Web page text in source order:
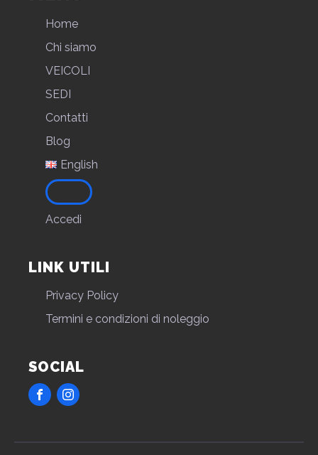
Home
Chi siamo
VEICOLI
SEDI
Contatti
Blog
English
Accedi
LINK UTILI
Privacy Policy
Termini e condizioni di noleggio
SOCIAL